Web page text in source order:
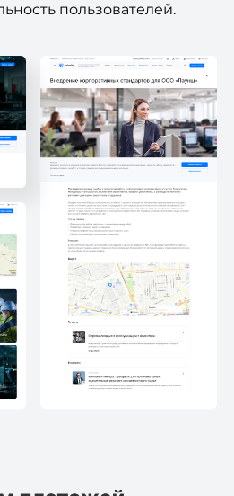
пользователей.